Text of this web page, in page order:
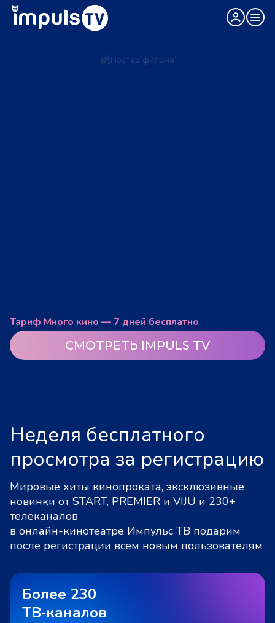
Тариф Много кино — 7 дней бесплатно
СМОТРЕТЬ IMPULS TV
Неделя бесплатного
просмотра за регистрацию
Мировые хиты кинопроката, эксклюзивные
новинки от START, PREMIER и VIJU и 230+
телеканалов
в онлайн-кинотеатре Импульс ТВ подарим
после регистрации всем новым пользователям
Более 230
ТВ‑каналов